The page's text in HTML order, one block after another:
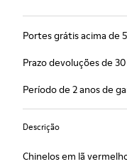
Portes grátis acima de
Prazo devoluções de
Período de 2 anos de
Descrição
Chinelos em lã